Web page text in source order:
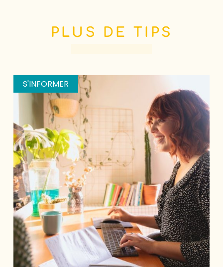
PLUS DE TIPS
S'INFORMER